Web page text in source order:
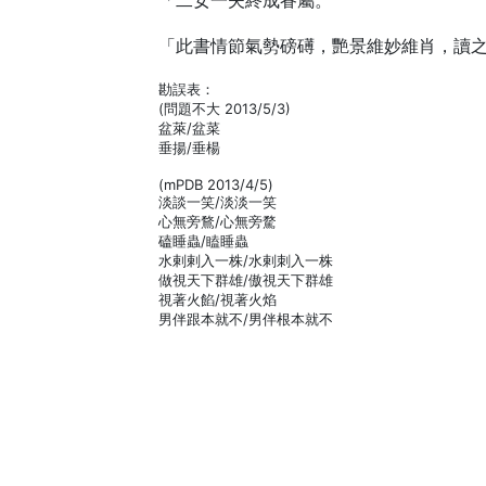
「此書情節氣勢磅礡，艷景維妙維肖，讀
勘誤表：
(問題不大 2013/5/3)
盆萊/盆菜
垂揚/垂楊
(mPDB 2013/4/5)
淡談一笑/淡淡一笑
心無旁鶩/心無旁騖
磕睡蟲/瞌睡蟲
水剌剌入一株/水剌刺入一株
做視天下群雄/傲視天下群雄
視著火餡/視著火焰
男伴跟本就不/男伴根本就不